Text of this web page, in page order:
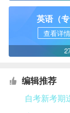
英语（专
查看详情
编辑推荐
自考新考期